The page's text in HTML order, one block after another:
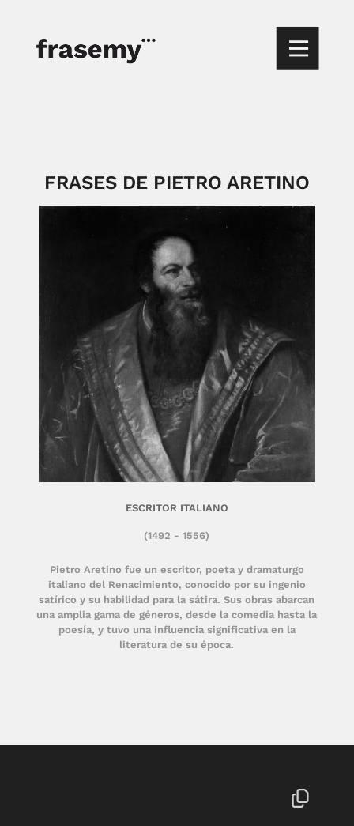
FRASES DE PIETRO ARETINO
Pietro Aretino fue un escritor, poeta y dramaturgo
italiano del Renacimiento, conocido por su ingenio
satírico y su habilidad para la sátira. Sus obras abarcan
una amplia gama de géneros, desde la comedia hasta la
poesía, y tuvo una influencia significativa en la
literatura de su época.
(1492 - 1556)
ESCRITOR ITALIANO